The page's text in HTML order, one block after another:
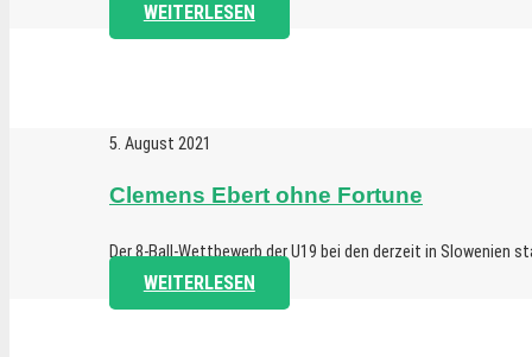
WEITERLESEN
5. August 2021
Clemens Ebert ohne Fortune
Der 8-Ball-Wettbewerb der U19 bei den derzeit in
WEITERLESEN